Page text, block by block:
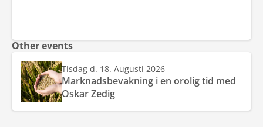
Other events
Tisdag d. 18. Augusti 2026
Marknadsbevakning i en orolig tid med
Oskar Zedig